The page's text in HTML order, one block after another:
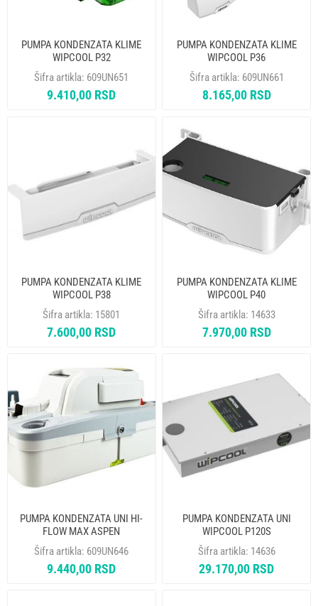
PUMPA KONDENZATA KLIME
WIPCOOL P32
Šifra artikla: 609UN651
9.410,00 RSD
PUMPA KONDENZATA KLIME
WIPCOOL P36
Šifra artikla: 609UN661
8.165,00 RSD
PUMPA KONDENZATA KLIME
WIPCOOL P38
Šifra artikla: 15801
7.600,00 RSD
PUMPA KONDENZATA KLIME
WIPCOOL P40
Šifra artikla: 14633
7.970,00 RSD
PUMPA KONDENZATA UNI HI-
FLOW MAX ASPEN
Šifra artikla: 609UN646
9.440,00 RSD
PUMPA KONDENZATA UNI
WIPCOOL P120S
Šifra artikla: 14636
29.170,00 RSD